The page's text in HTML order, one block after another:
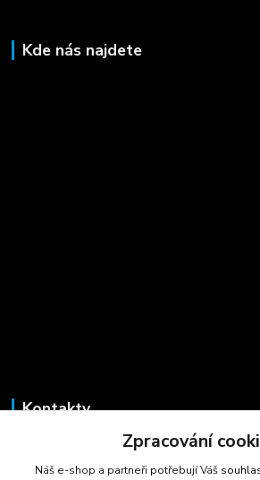
Kde nás najdete
Kontakty
+420 723 725 881
Zpracování
Náš e-shop a partneři potřebují Váš